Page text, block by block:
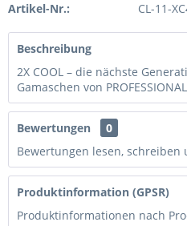
Artikel-Nr.: CL-11-
Beschreibung
2X COOL – die nächste
Gamaschen von
Bewertungen
0
Bewertungen lesen, schreiben
Produktinformation (GPSR)
Produktinformationen nach